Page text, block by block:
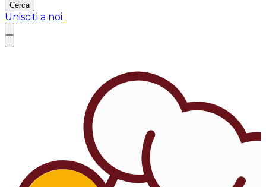
Cerca
Unisciti a noi